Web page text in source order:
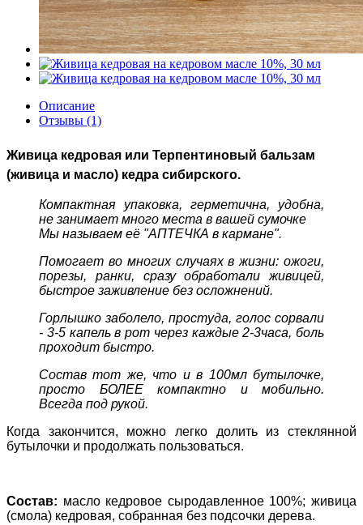
Описание
Отзывы (1)
Живица кедровая или Терпентиновый бальзам
(живица и масло) кедра сибирского.
Компактная упаковка, герметична, удобна,
не занимает много места в вашей сумочке
Мы называем её "АПТЕЧКА в кармане".
Помогает во многих случаях в жизни: ожоги,
порезы, ранки, сразу обработали живицей,
быстрое заживление без осложнений.
Горлышко заболело, простуда, голос сорвали
- 3-5 капель в рот через каждые 2-3часа, боль
проходит быстро.
Состав тот же, что и в 100мл бутылочке,
просто БОЛЕЕ компактно и мобильно.
Всегда под рукой.
Когда закончится, можно легко долить из стеклянной
бутылочки и продолжать пользоваться.
Состав: масло кедровое сыродавленное 100%; живица
(смола) кедровая, собранная без подсочки дерева.